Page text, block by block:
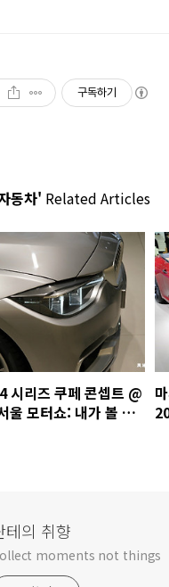
구독하기
동차' Related Articles
시리즈 쿠페 콘셉트 @
울 모터쇼: 내가 볼 때
테의 취향
moments not things